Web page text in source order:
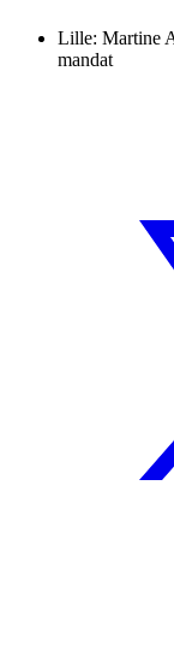
Lille: Martine
mandat